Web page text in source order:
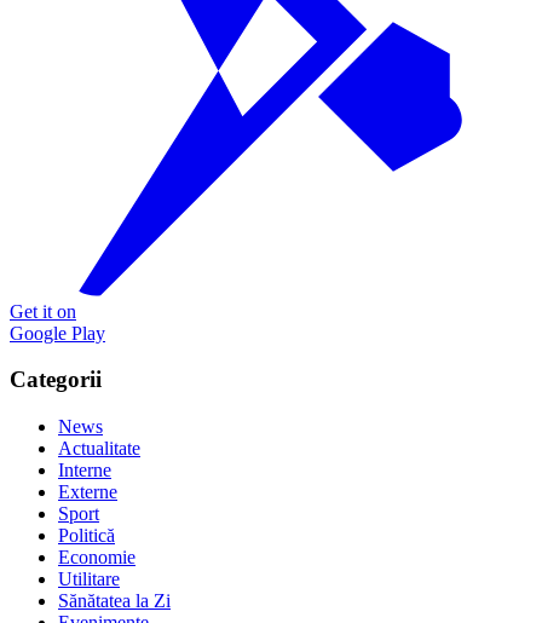
Get it on
Google Play
Categorii
News
Actualitate
Interne
Externe
Sport
Politică
Economie
Utilitare
Sănătatea la Zi